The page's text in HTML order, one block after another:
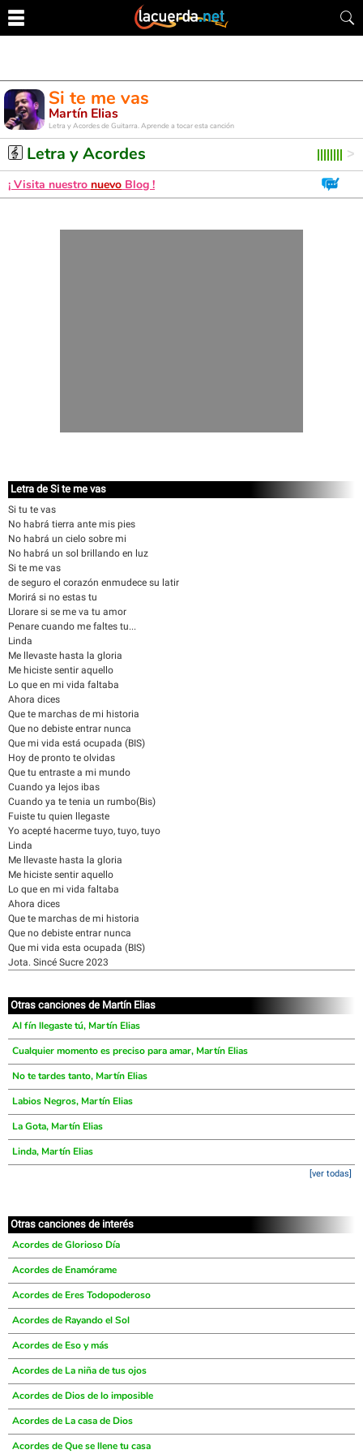
Si te me vas
Martín Elias
Letra y Acordes de Guitarra. Aprende a tocar esta canción
Letra y Acordes
¡ Visita nuestro nuevo Blog !
Letra de Si te me vas
Si tu te vas
No habrá tierra ante mis pies
No habrá un cielo sobre mi
No habrá un sol brillando en luz
Si te me vas
de seguro el corazón enmudece su latir
Morirá si no estas tu
Llorare si se me va tu amor
Penare cuando me faltes tu...
Linda
Me llevaste hasta la gloria
Me hiciste sentir aquello
Lo que en mi vida faltaba
Ahora dices
Que te marchas de mi historia
Que no debiste entrar nunca
Que mi vida está ocupada (BIS)
Hoy de pronto te olvidas
Que tu entraste a mi mundo
Cuando ya lejos ibas
Cuando ya te tenia un rumbo(Bis)
Fuiste tu quien llegaste
Yo acepté hacerme tuyo, tuyo, tuyo
Linda
Me llevaste hasta la gloria
Me hiciste sentir aquello
Lo que en mi vida faltaba
Ahora dices
Que te marchas de mi historia
Que no debiste entrar nunca
Que mi vida esta ocupada (BIS)
Jota. Sincé Sucre 2023
Otras canciones de Martín Elias
Al fín llegaste tú, Martín Elias
Cualquier momento es preciso para amar, Martín Elias
No te tardes tanto, Martín Elias
Labios Negros, Martín Elias
La Gota, Martín Elias
Linda, Martín Elias
[ver todas]
Otras canciones de interés
Acordes de Glorioso Día
Acordes de Enamórame
Acordes de Eres Todopoderoso
Acordes de Rayando el Sol
Acordes de Eso y más
Acordes de La niña de tus ojos
Acordes de Dios de lo imposible
Acordes de La casa de Dios
Acordes de Que se llene tu casa